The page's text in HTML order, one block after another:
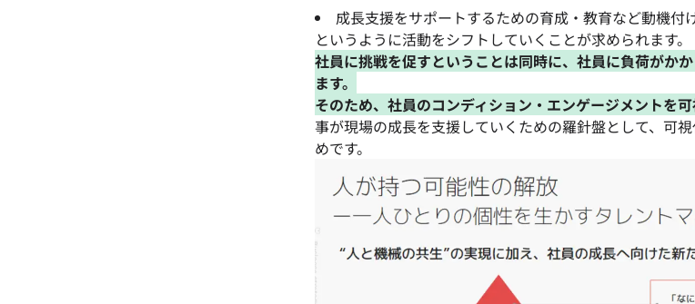
成長支援をサポートするための育成・教育など動機付
というように活動をシフトしていくことが求められます。
社員に挑戦を促すということは同時に、社員に負荷がか
ます。
そのため、社員のコンディション・エンゲージメントを可
事が現場の成長を支援していくための羅針盤として、可
めです。